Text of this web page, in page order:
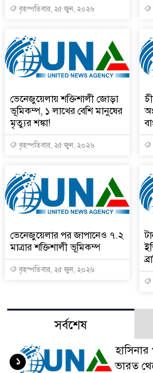
বৃহস্পতিবার, ২৫ জুন, ২০২৬
ভেনেজুয়েলায় শক্তিশালী জোড়া
ভূমিকম্প, ১ লাখের বেশি মানুষের
মৃত্যুর শঙ্কা!
বৃহস্পতিবার, ২৫ জুন, ২০২৬
ভেনেজুয়েলার পর জাপানেও ৭.২
মাত্রার শক্তিশালী ভূমিকম্প
বৃহস্পতিবার, ২৫ জুন, ২০২৬
সর্বশেষ
ভারত
১